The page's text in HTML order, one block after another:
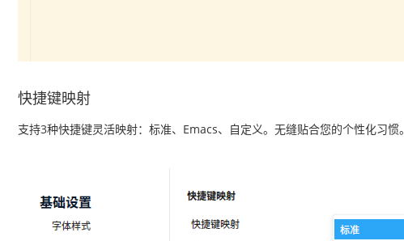
快捷键映射
支持3种快捷键灵活映射：标准、Emacs、自定义。无缝贴合您的个性化习惯。